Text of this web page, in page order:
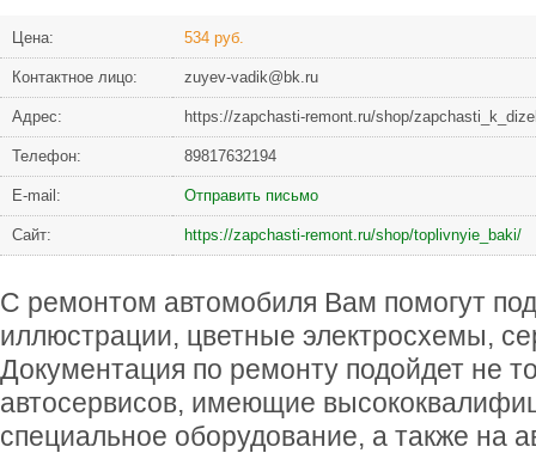
Цена: 534 руб.
Контактное лицо: zuyev-vadik@bk.ru
Адрес: https://zapchasti-remont.ru/shop/
Телефон: 89817632194
Е-mail: Отправить письмо
Сайт: https://zapchasti-remont.ru/shop/toplivnyie_baki/
С ремонтом автомобиля Вам помогут
иллюстрации, цветные электросхемы,
Документация по ремонту подойдет не
автосервисов, имеющие
специальное оборудование, а также на